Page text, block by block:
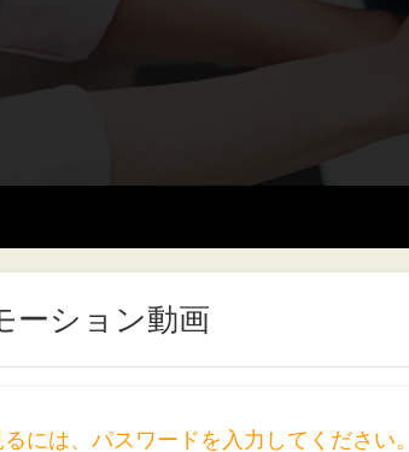
ーション動画
には、パスワードを入力してください。